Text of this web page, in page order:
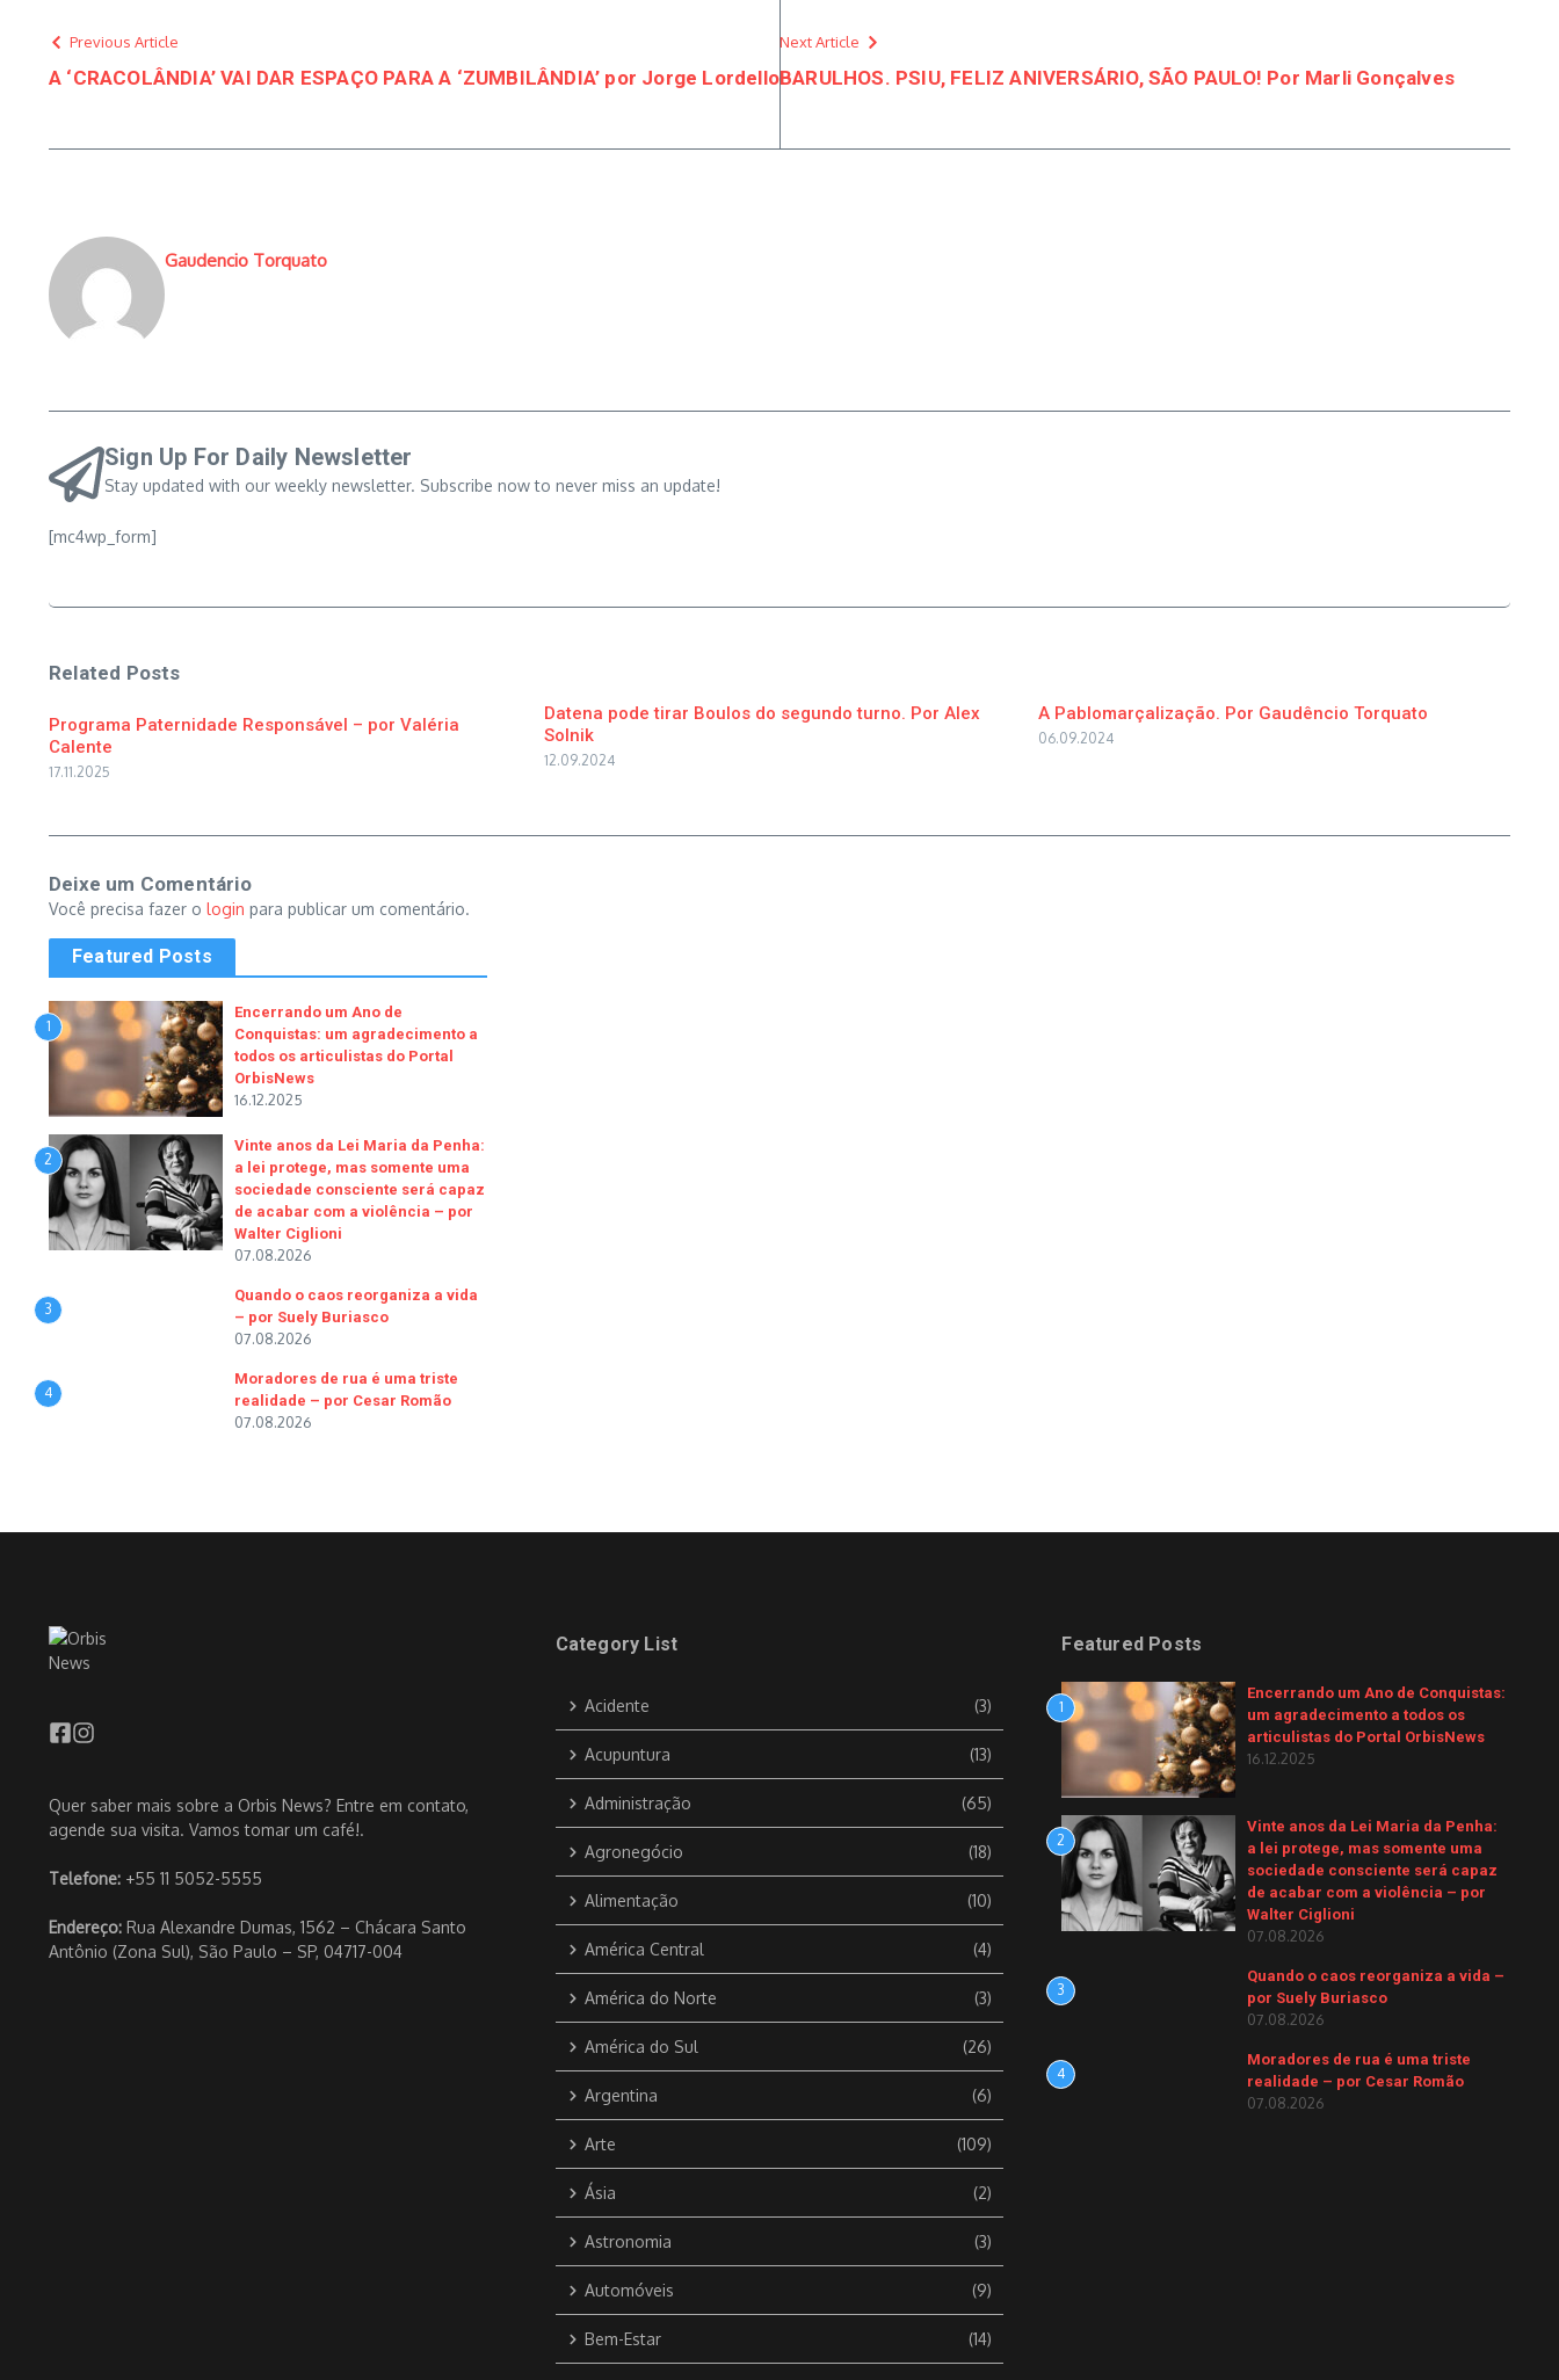
Previous Article
A ‘CRACOLÂNDIA’ VAI DAR ESPAÇO PARA A ‘ZUMBILÂNDIA’ por Jorge Lordello
Next Article
BARULHOS. PSIU, FELIZ ANIVERSÁRIO, SÃO PAULO! Por Marli Gonçalves
Gaudencio Torquato
Sign Up For Daily Newsletter
Stay updated with our weekly newsletter. Subscribe now to never miss an update!
[mc4wp_form]
Related Posts
Programa Paternidade Responsável – por Valéria
Calente
17.11.2025
Datena pode tirar Boulos do segundo turno. Por Alex
Solnik
12.09.2024
A Pablomarçalização. Por Gaudêncio Torquato
06.09.2024
Deixe um Comentário
Você precisa fazer o login para publicar um comentário.
Featured Posts
1
Encerrando um Ano de
Conquistas: um agradecimento a
todos os articulistas do Portal
OrbisNews
16.12.2025
2
Vinte anos da Lei Maria da Penha:
a lei protege, mas somente uma
sociedade consciente será capaz
de acabar com a violência – por
Walter Ciglioni
07.08.2026
3
Quando o caos reorganiza a vida
– por Suely Buriasco
07.08.2026
4
Moradores de rua é uma triste
realidade – por Cesar Romão
07.08.2026
Quer saber mais sobre a Orbis News? Entre em contato,
agende sua visita. Vamos tomar um café!.
Telefone: +55 11 5052-5555
Endereço: Rua Alexandre Dumas, 1562 – Chácara Santo
Antônio (Zona Sul), São Paulo – SP, 04717-004
Category List
Acidente (3)
Acupuntura (13)
Administração (65)
Agronegócio (18)
Alimentação (10)
América Central (4)
América do Norte (3)
América do Sul (26)
Argentina (6)
Arte (109)
Ásia (2)
Astronomia (3)
Automóveis (9)
Bem-Estar (14)
Featured Posts
1
Encerrando um Ano de Conquistas:
um agradecimento a todos os
articulistas do Portal OrbisNews
16.12.2025
2
Vinte anos da Lei Maria da Penha:
a lei protege, mas somente uma
sociedade consciente será capaz
de acabar com a violência – por
Walter Ciglioni
07.08.2026
3
Quando o caos reorganiza a vida –
por Suely Buriasco
07.08.2026
4
Moradores de rua é uma triste
realidade – por Cesar Romão
07.08.2026